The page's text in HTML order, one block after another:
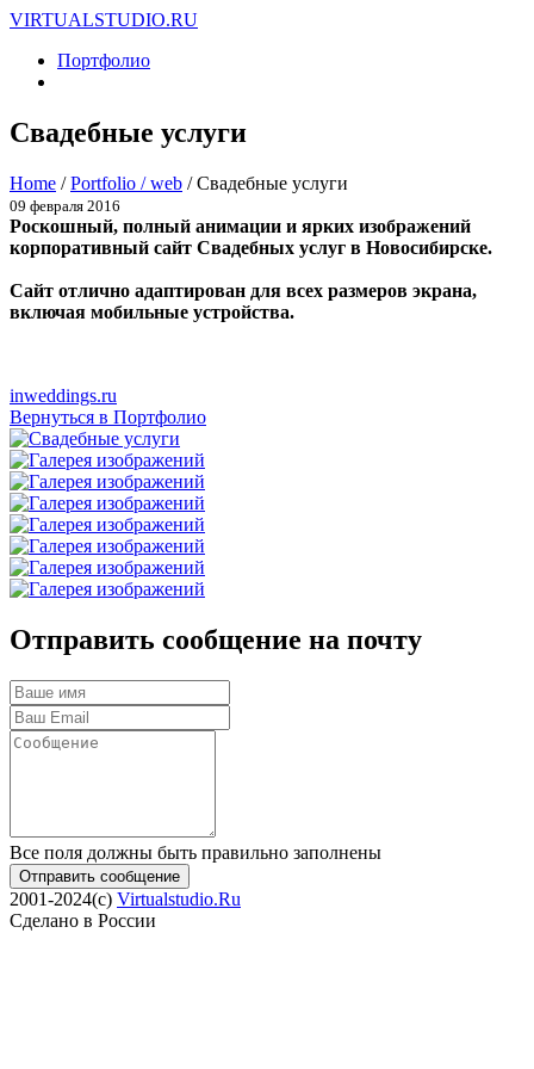
VIRTUALSTUDIO.RU
Портфолио
Свадебные услуги
Home /Portfolio / web /Свадебные услуги
09 февраля 2016
Роскошный, полный анимации и ярких изображений
корпоративный сайт Свадебных услуг в Новосибирске.
Сайт отлично адаптирован для всех размеров экрана,
включая мобильные устройства.
inweddings.ru
Вернуться в Портфолио
Отправить сообщение на почту
Все поля должны быть правильно заполнены
Отправить сообщение
2001-2024(c) Virtualstudio.Ru
Сделано в России